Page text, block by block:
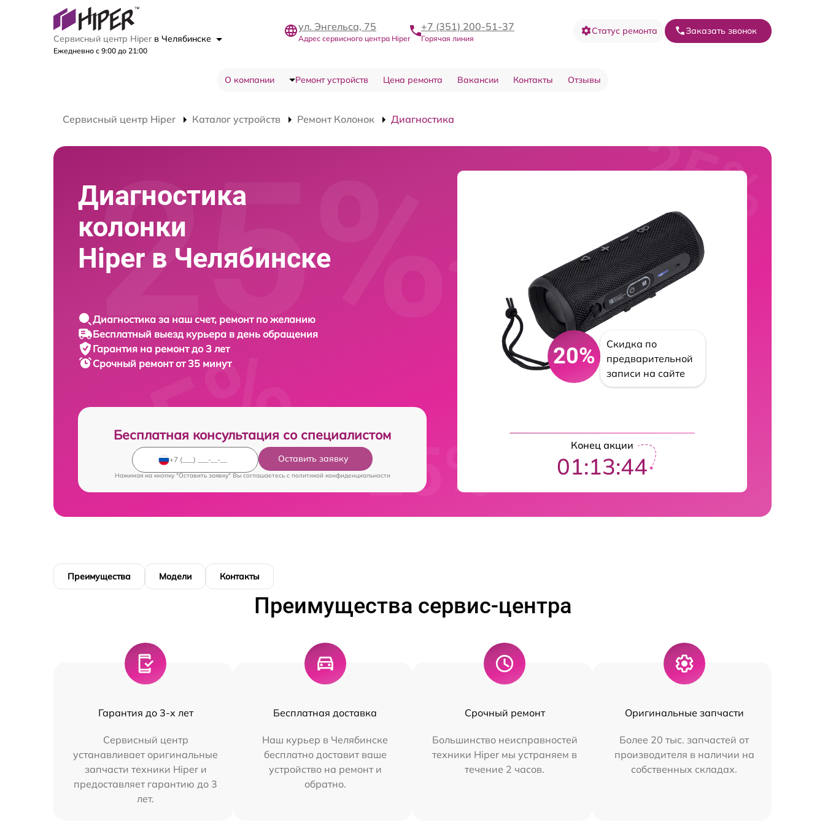
Сервисный центр Hiper в Челябинске
Ежедневно с 9:00 до 21:00
ул. Энгельса, 75
Адрес сервисного центра Hiper
+7 (351) 200-51-37
Горячая линия
Статус ремонта Заказать звонок
О компании Ремонт устройств Цена ремонта Вакансии Контакты Отзывы
Сервисный центр Hiper Каталог устройств Ремонт Колонок Диагностика
Диагностика
колонки
Hiper в Челябинске
Диагностика за наш счет, ремонт по желанию
Бесплатный выезд курьера в день обращения
Гарантия на ремонт до 3 лет
Срочный ремонт от 35 минут
Бесплатная консультация со специалистом
Оставить заявку
Нажимая на кнопку "Оставить заявку" Вы соглашаетесь c политикой конфиденциальности
20%
Скидка по
предварительной
записи на сайте
Конец акции
01:13:43
Преимущества Модели Контакты
Преимущества сервис-центра
Гарантия до 3-х лет
Сервисный центр
устанавливает оригинальные
запчасти техники Hiper и
предоставляет гарантию до 3
лет.
Бесплатная доставка
Наш курьер в Челябинске
бесплатно доставит ваше
устройство на ремонт и
обратно.
Срочный ремонт
Большинство неисправностей
техники Hiper мы устраняем в
течение 2 часов.
Оригинальные запчасти
Более 20 тыс. запчастей от
производителя в наличии на
собственных складах.